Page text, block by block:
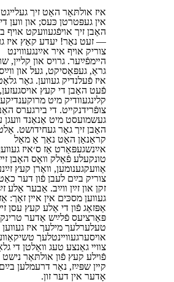
איז אולתּאַר האָט זיך
אין געפּטרטן כּעס; און װען
האָבן זיך אױפֿגעװעקט אױף
— זעט נאָר! יעדע קאַץ איז
צוריק אױף איר אײַנגעװױנט
הײמפֿײַער. גרױס און קלײן,
גראָ, געפּאַסיקט, געל און
איז פֿעלנדיק געװען. גאָר
פֿעט האָבן די קעץ אױסגעזען,
קלינגעװדיק מיט
צופֿרידנקײט. די בירגערס
געשמועסט מיט אַנאַנד װעגן
האָבן זיך גאָר געחידושט.
קראַנאָן האָט נאָך אַ מאָל
אײַנשגעפּאַרט אַז ס׳איז
טונקעלע פֿאָלק װאָס האָבן זײ
אַװעקגענומען, װאָרן קעץ
צוריק בײַם לעבן פֿון דער
זקן און זײַן װײַב. אָבער אַלע
געװען מסכּים אין אײן זאַך:
אָפּזאָג פֿון די אַלע קעץ עסן
פּאָרציעס פֿלײַש אָדער
טעלערלעך מילעך איז געװען
אױסערגעװײנטלעך
צװײ גאַנצע טעג װאָלטן די
פֿױלע קעץ פֿון אולתּאַר
קײן שפּײַז, נאָר דרעמלען
אָדער אין דער זון.